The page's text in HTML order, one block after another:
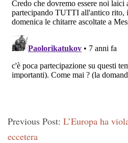
Previous Post: L’Europa ha
eccetera